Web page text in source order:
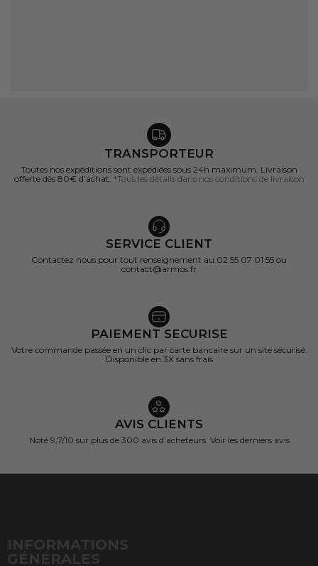
TRANSPORTEUR
Toutes nos expéditions sont expédiées sous 24h maximum. Livraison
offerte dès 80€ d’achat. *Tous les détails dans nos conditions de livraison
SERVICE CLIENT
Contactez nous pour tout renseignement au 02 55 07 01 55 ou
contact@armos.fr
PAIEMENT SECURISE
Votre commande passée en un clic par carte bancaire sur un site sécurisé.
Disponible en 3X sans frais
AVIS CLIENTS
Noté 9,7/10 sur plus de 300 avis d’acheteurs. Voir les derniers avis
INFORMATIONS
GÉNÉRALES